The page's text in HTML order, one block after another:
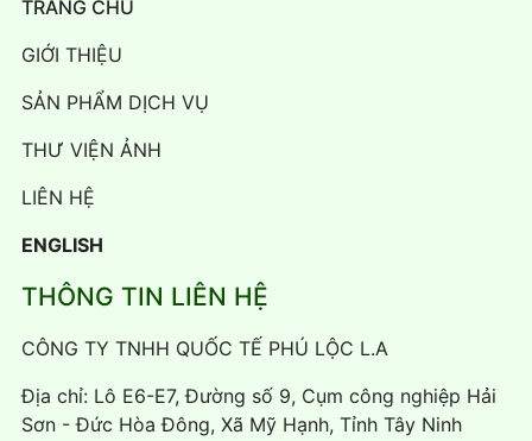
TRANG CHỦ
GIỚI THIỆU
SẢN PHẨM DỊCH VỤ
THƯ VIỆN ẢNH
LIÊN HỆ
ENGLISH
THÔNG TIN LIÊN HỆ
CÔNG TY TNHH QUỐC TẾ PHÚ LỘC L.A
Địa chỉ: Lô E6-E7, Đường số 9, Cụm công nghiệp Hải
Sơn - Đức Hòa Đông, Xã Mỹ Hạnh, Tỉnh Tây Ninh